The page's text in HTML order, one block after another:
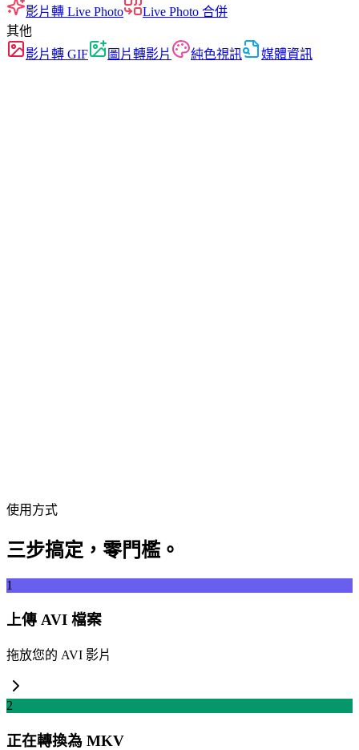
影片轉 Live Photo
Live Photo 合併
其他
影片轉 GIF
圖片轉影片 純色視訊 媒體資訊
使用方式
三步搞定，零門檻。
1
上傳 AVI 檔案
拖放您的 AVI 影片
2
正在轉換為 MKV